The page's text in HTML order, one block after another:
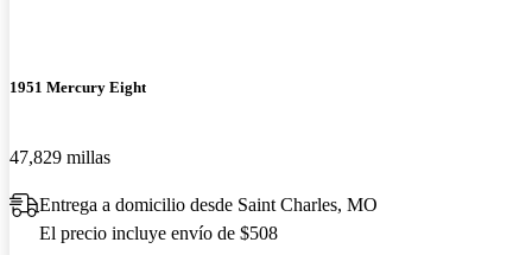
1951 Mercury Eight
47,829 millas
Entrega a domicilio desde Saint Charles, MO
El precio incluye envío de $508